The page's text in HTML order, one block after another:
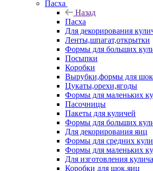
Пасха
Назад
Пасха
Для декорирования
Ленты,шпагат,открытки
Формы для больших
Посыпки
Коробки
Вырубки,формы для
Цукаты,орехи,ягоды
Формы для маленьких
Пасочницы
Пакеты для куличей
Формы для больших
Для декорирования яиц
Формы для средних
Формы для маленьких
Для изготовления кулича
Коробки для шок.яиц